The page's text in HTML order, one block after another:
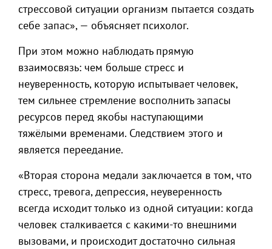
стрессовой ситуации организм пытается создать
себе запас», — объясняет психолог.
При этом можно наблюдать прямую
взаимосвязь: чем больше стресс и
неуверенность, которую испытывает человек,
тем сильнее стремление восполнить запасы
ресурсов перед якобы наступающими
тяжёлыми временами. Следствием этого и
является переедание.
«Вторая сторона медали заключается в том, что
стресс, тревога, депрессия, неуверенность
всегда исходит только из одной ситуации: когда
человек сталкивается с какими-то внешними
вызовами, и происходит достаточно сильная